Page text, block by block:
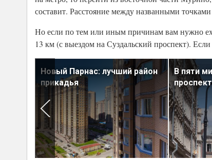
составит. Расстояние между названными
Но если по тем или иным причинам вам нужно
13 км (с выездом на Суздальский проспект).
Новый Парнас: лучший район
прикадья
В пяти